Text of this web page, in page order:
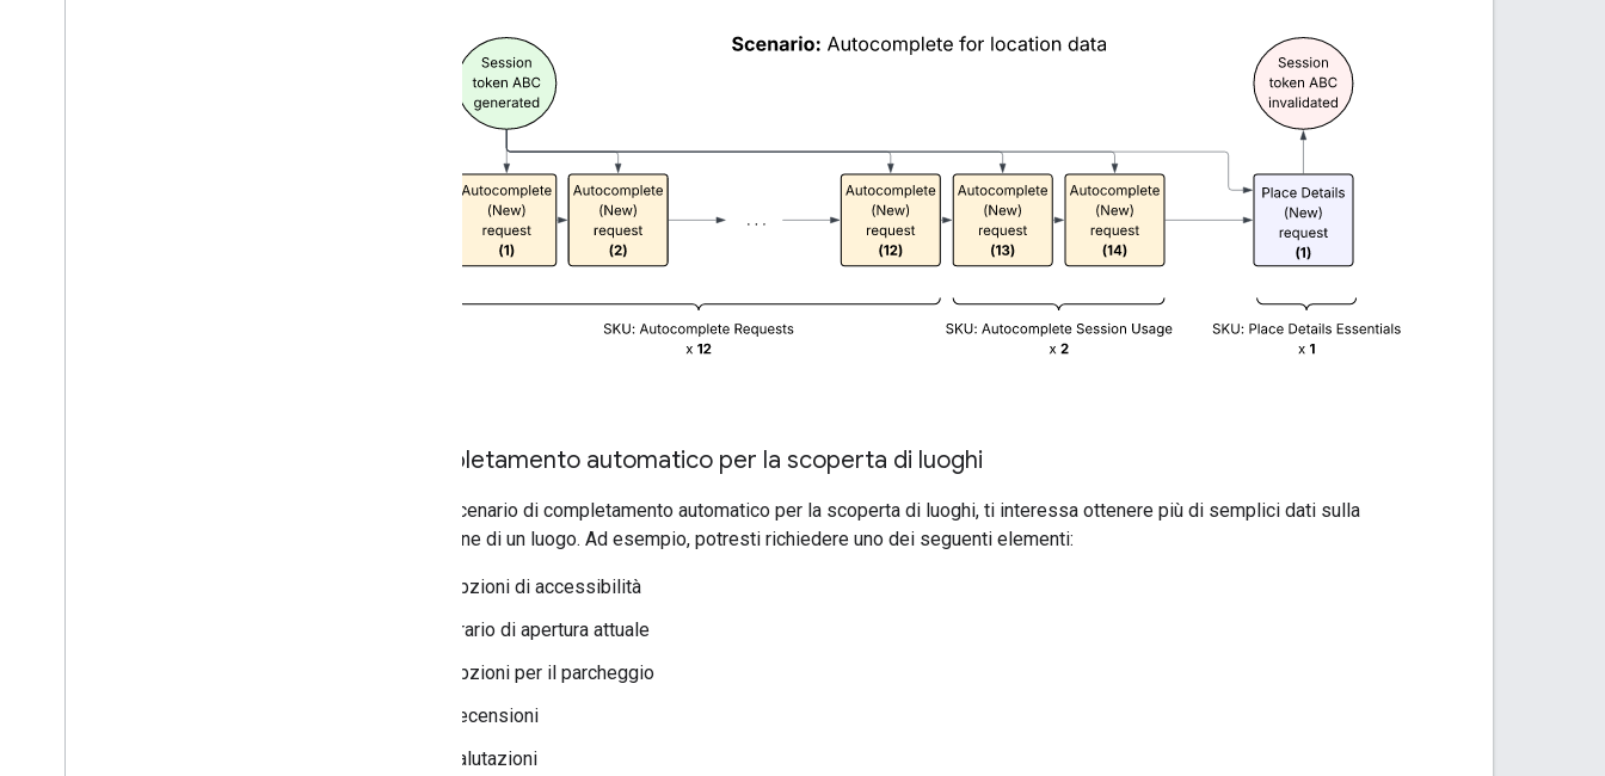
Completamento automatico per la scoperta di luoghi
Nello scenario di completamento automatico per la scoperta di luoghi, ti interessa ottenere più di semplici dati sulla
posizione di un luogo. Ad esempio, potresti richiedere uno dei seguenti elementi:
Opzioni di accessibilità
Orario di apertura attuale
Opzioni per il parcheggio
Recensioni
Valutazioni